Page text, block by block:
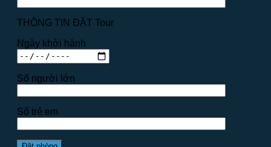
THÔNG TIN ĐẶT Tour
Ngày khởi hành
Số người lớn
Số trẻ em